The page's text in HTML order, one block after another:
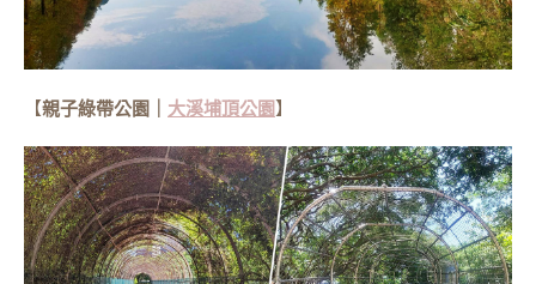
【親子綠帶公園｜ 大溪埔頂公園】